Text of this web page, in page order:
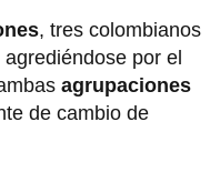
, tres colombianos
por el
agrupaciones
de cambio de